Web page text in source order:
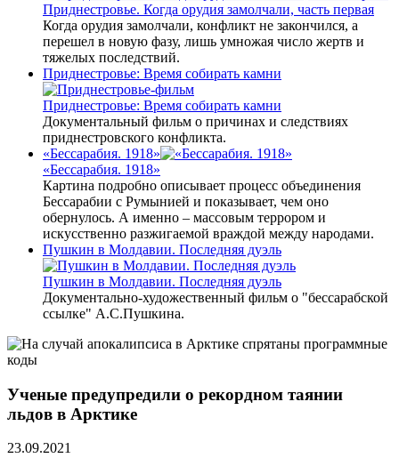
Приднестровье. Когда орудия замолчали, часть первая
Когда орудия замолчали, конфликт не закончился, а
перешел в новую фазу, лишь умножая число жертв и
тяжелых последствий.
Приднестровье: Время собирать камни
Приднестровье: Время собирать камни
Документальный фильм о причинах и следствиях
приднестровского конфликта.
«Бессарабия. 1918»
«Бессарабия. 1918»
Картина подробно описывает процесс объединения
Бессарабии с Румынией и показывает, чем оно
обернулось. А именно – массовым террором и
искусственно разжигаемой враждой между народами.
Пушкин в Молдавии. Последняя дуэль
Пушкин в Молдавии. Последняя дуэль
Документально-художественный фильм о "бессарабской
ссылке" А.С.Пушкина.
Ученые предупредили о рекордном таянии
льдов в Арктике
23.09.2021